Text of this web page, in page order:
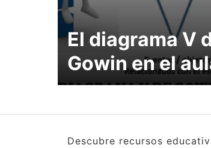
El diagrama V
Gowin en el
Descubre recursos